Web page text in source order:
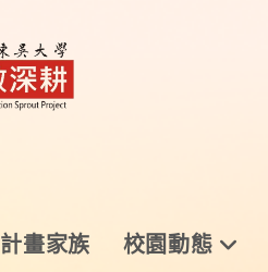
計畫家族 校園動態